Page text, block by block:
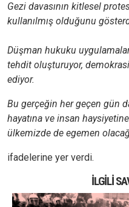
Gezi davasının kitlesel
kullanılmış olduğunu
Düşman hukuku
tehdit oluşturuyor,
ediyor.
Bu gerçeğin her geçen gün
hayatına ve insan
ülkemizde de egemen
ifadelerine yer verdi.
İLGILI